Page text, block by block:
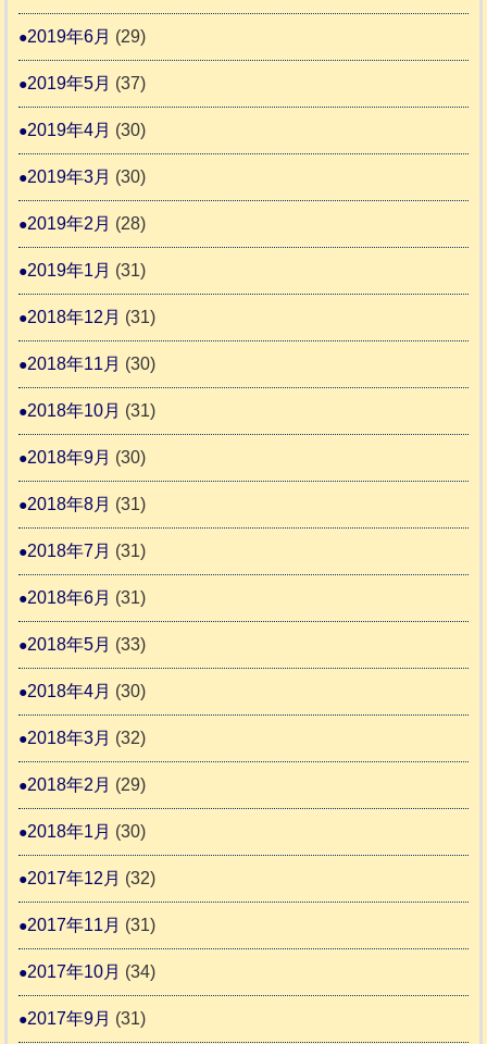
2019年6月 (29)
2019年5月 (37)
2019年4月 (30)
2019年3月 (30)
2019年2月 (28)
2019年1月 (31)
2018年12月 (31)
2018年11月 (30)
2018年10月 (31)
2018年9月 (30)
2018年8月 (31)
2018年7月 (31)
2018年6月 (31)
2018年5月 (33)
2018年4月 (30)
2018年3月 (32)
2018年2月 (29)
2018年1月 (30)
2017年12月 (32)
2017年11月 (31)
2017年10月 (34)
2017年9月 (31)